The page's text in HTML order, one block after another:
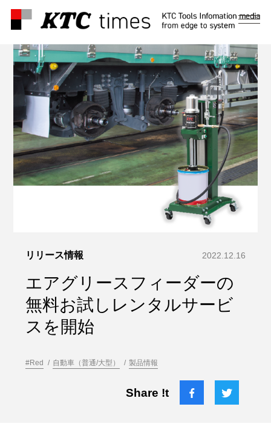
メ
ュ
ー
リリース情報 2022.12.16
エアグリースフィーダーの
無料お試しレンタルサービ
スを開始
#Red 自動車（普通/大型） 製品情報
Share !t